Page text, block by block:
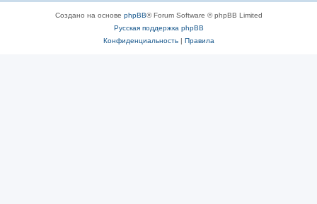
Создано на основе phpBB® Forum Software © phpBB Limited
Русская поддержка phpBB
Конфиденциальность| Правила